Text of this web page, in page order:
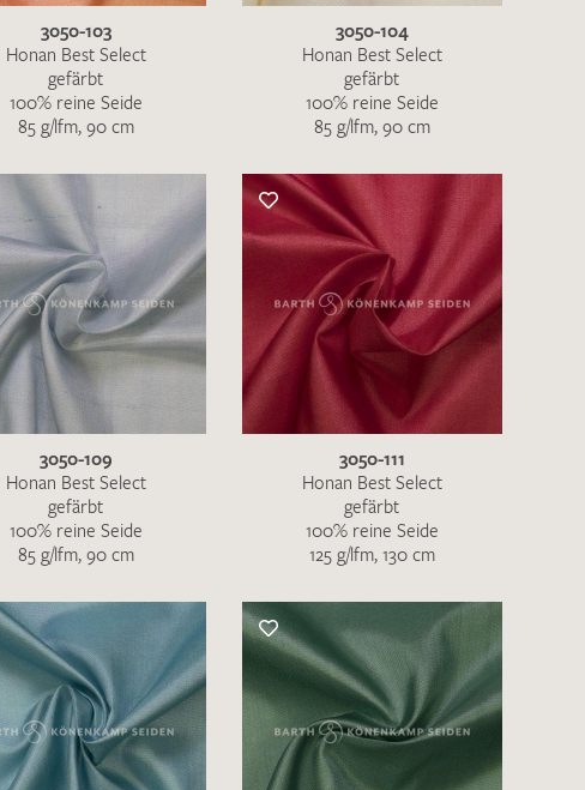
nicht funktionstüchtig. Bitte
direkt aninfo@barth-seiden.de.
Danke!
3050-103
Honan Best Select
gefärbt
100% reine Seide
85 g/lfm, 90 cm
3050-104
Honan Best Select
gefärbt
100% reine Seide
85 g/lfm, 90 cm
3050-109
Honan Best Select
gefärbt
100% reine Seide
85 g/lfm, 90 cm
3050-111
Honan Best Select
gefärbt
100% reine Seide
125 g/lfm, 130 cm